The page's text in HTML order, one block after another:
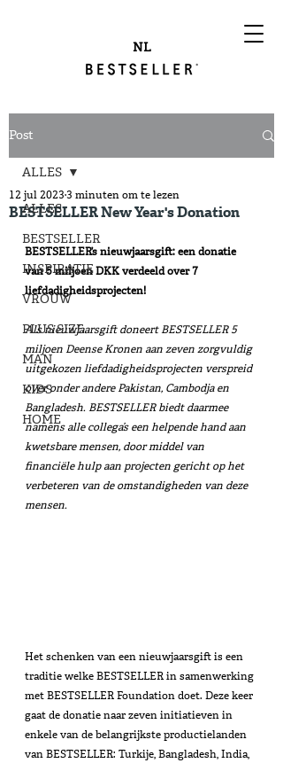
NL
Post
ALLES
BESTSELLER
INSPIRATIE
VROUW
PLUS SIZE
MAN
KIDS
HOME
ALLES
BESTSELLER New Year's Donation
12 jul 20233 minuten om te lezen
BESTSELLER’s nieuwjaarsgift: een donatie
van 5 miljoen DKK verdeeld over 7
liefdadigheidsprojecten!
Als nieuwjaarsgift doneert BESTSELLER 5
miljoen Deense Kronen aan zeven zorgvuldig
uitgekozen liefdadigheidsprojecten verspreid
over onder andere Pakistan, Cambodja en
Bangladesh. BESTSELLER biedt daarmee
namens alle collega’s een helpende hand aan
kwetsbare mensen, door middel van
financiële hulp aan projecten gericht op het
verbeteren van de omstandigheden van deze
mensen.
Het schenken van een nieuwjaarsgift is een
traditie welke BESTSELLER in samenwerking
met BESTSELLER Foundation doet. Deze keer
gaat de donatie naar zeven initiatieven in
enkele van de belangrijkste productielanden
van BESTSELLER: Turkije, Bangladesh, India,